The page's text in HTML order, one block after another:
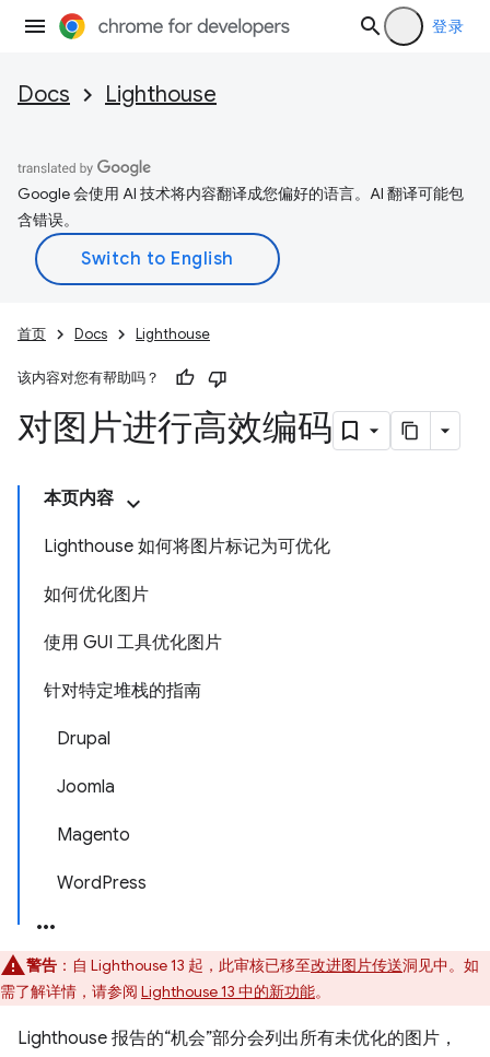
登录
Docs Lighthouse
Google 会使用 AI 技术将内容翻译成您偏好的语言。AI 翻译可能包
含错误。
首页 Docs Lighthouse
该内容对您有帮助吗？
对图片进行高效编码
本页内容
Lighthouse 如何将图片标记为可优化
如何优化图片
使用 GUI 工具优化图片
针对特定堆栈的指南
Drupal
Joomla
Magento
WordPress
警告 ：自 Lighthouse 13 起，此审核已移至改进图片传送洞见中。如
需了解详情，请参阅 Lighthouse 13 中的新功能。
Lighthouse 报告的“机会”部分会列出所有未优化的图片，